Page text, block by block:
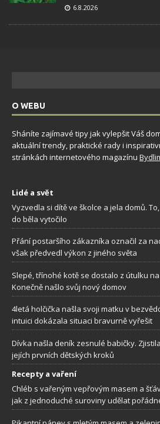
6.8.2026
O WEBU
Sháníte zajímavé tipy jak vylepšit Váš
aktuální trendy, praktické rady i
stránkách internetového magazínu
Lidé a svět
Vyzvedla si dítě ve školce a jela domů.
do běla vytočilo
Přání postaršího zákazníka označil za
však předvedl výkon z jiného světa
Slepé, třínohé kotě se dostalo z útulku
Konečně našlo svůj nový domov
4letá holčička našla svoji matku v
intuici dokázala situaci bravurně vyřešit
Dívka našla deník zesnulé babičky.
jejích prvních dětských kroků
Recepty a vaření
Chléb s vařeným vepřovým masem a
jak z jednoduché suroviny udělat